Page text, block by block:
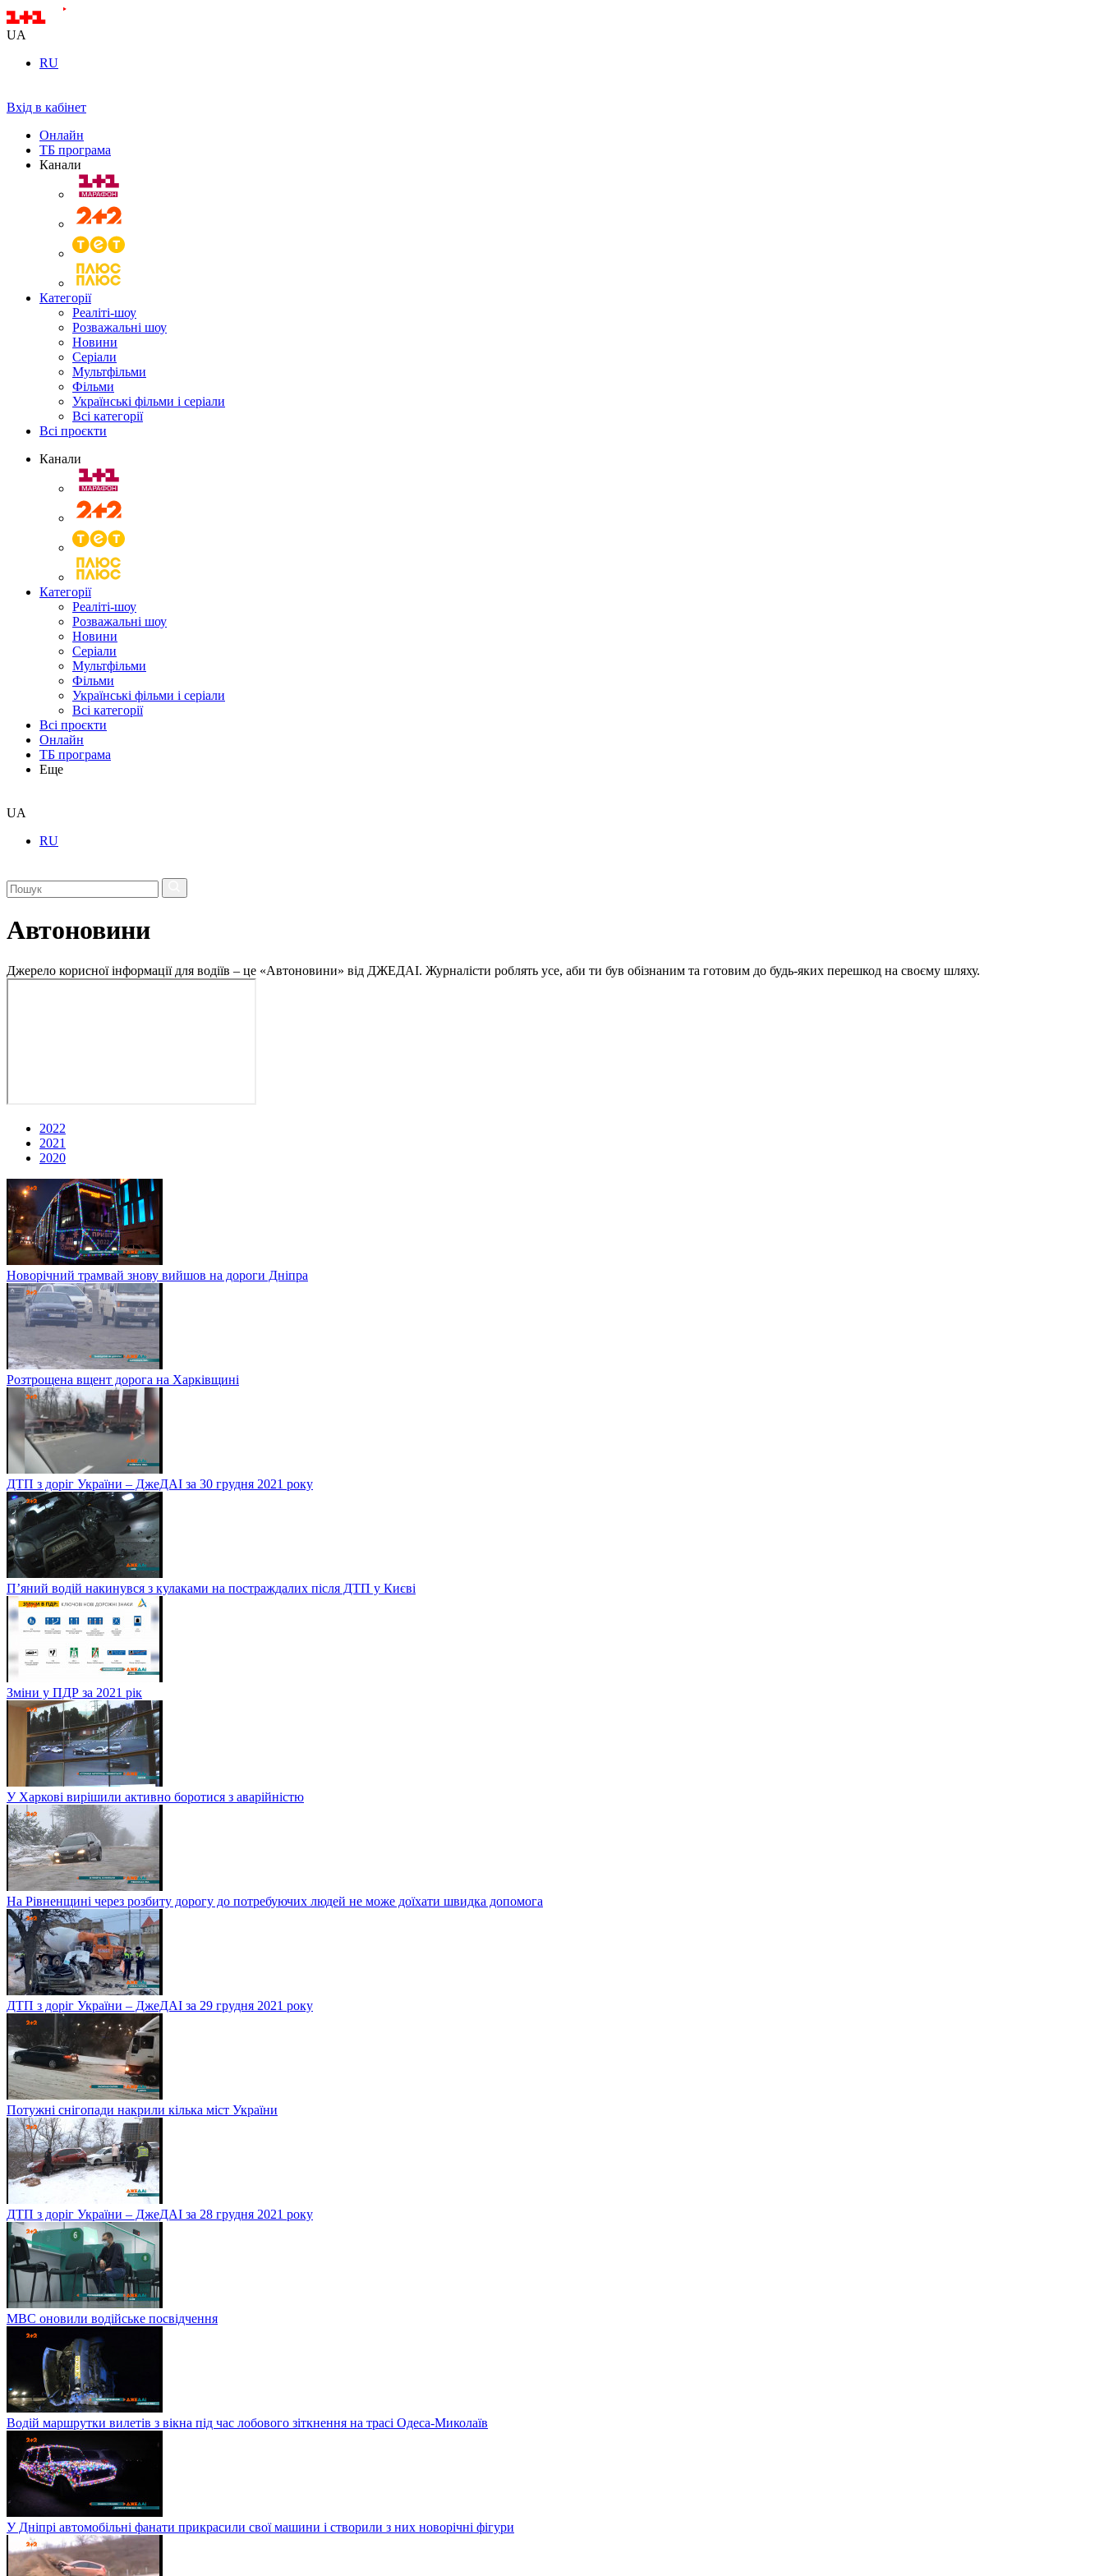
UA
RU
Вхід в кабінет
Онлайн
ТБ програма
Канали
Категорії
Реаліті-шоу
Розважальні шоу
Новини
Серіали
Мультфільми
Фільми
Українські фільми і серіали
Всі категорії
Всі проєкти
Канали
Категорії
Реаліті-шоу
Розважальні шоу
Новини
Серіали
Мультфільми
Фільми
Українські фільми і серіали
Всі категорії
Всі проєкти
Онлайн
ТБ програма
Еще
UA
RU
Автоновини
Джерело корисної інформації для водіїв – це «Автоновини» від ДЖЕДАІ. Журналісти роблять усе, аби ти був обізнаним та готовим до будь-яких перешкод на своєму шляху.
2022
2021
2020
Новорічний трамвай знову вийшов на дороги Дніпра
Розтрощена вщент дорога на Харківщині
ДТП з доріг України – ДжеДАІ за 30 грудня 2021 року
П’яний водій накинувся з кулаками на постраждалих після ДТП у Києві
Зміни у ПДР за 2021 рік
У Харкові вирішили активно боротися з аварійністю
На Рівненщині через розбиту дорогу до потребуючих людей не може доїхати швидка допомога
ДТП з доріг України – ДжеДАІ за 29 грудня 2021 року
Потужні снігопади накрили кілька міст України
ДТП з доріг України – ДжеДАІ за 28 грудня 2021 року
МВС оновили водійське посвідчення
Водій маршрутки вилетів з вікна під час лобового зіткнення на трасі Одеса-Миколаїв
У Дніпрі автомобільні фанати прикрасили свої машини і створили з них новорічні фігури